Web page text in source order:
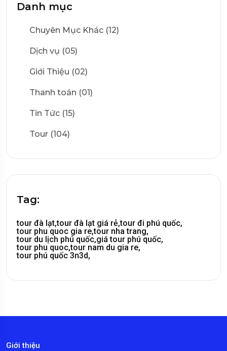
Danh mục
Chuyên Mục Khác (12)
Dịch vụ (05)
Giới Thiệu (02)
Thanh toán (01)
Tin Tức (15)
Tour (104)
Tag:
tour đà lạt,tour đà lạt giá rẻ,tour đi phú quốc,
tour phu quoc gia re,tour nha trang,
tour du lịch phú quốc,giá tour phú quốc,
tour phu quoc,tour nam du gia re,
tour phú quốc 3n3d,
Giới thiệu